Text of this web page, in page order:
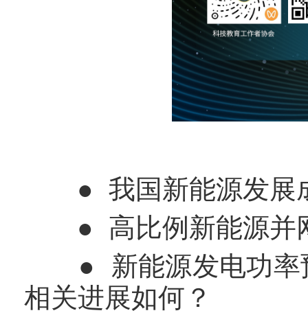
● 我国新能源发展
● 高比例新能源并
● 新能源发电功率预
相关进展如何？